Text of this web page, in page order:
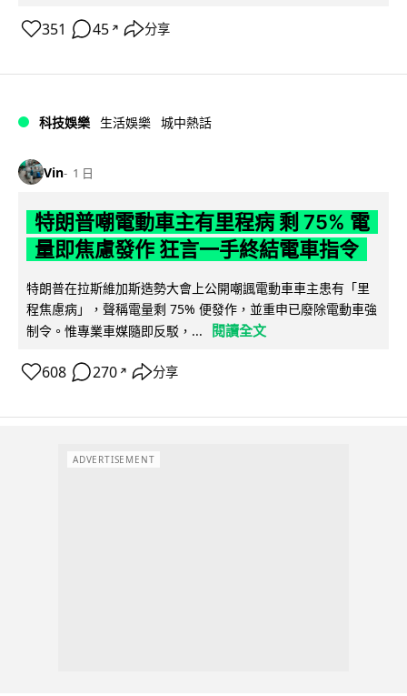
351 45 ↗ 分享
科技娛樂 生活娛樂 城中熱話
Vin 1 日
特朗普嘲電動車主有里程病 剩 75% 電
量即焦慮發作 狂言一手終結電車指令
特朗普在拉斯維加斯造勢大會上公開嘲諷電動車車主患有「里
程焦慮病」，聲稱電量剩 75% 便發作，並重申已廢除電動車強
制令。惟專業車媒隨即反駁，...
閱讀全文
608 270 ↗ 分享
ADVERTISEMENT